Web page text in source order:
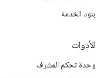
بنود الخدمة
الأدوات
وحدة تحكم المشرف